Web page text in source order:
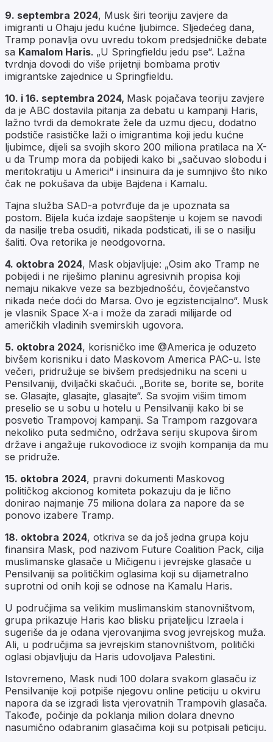
9. septembra 2024, Musk širi teoriju zavjere da
imigranti u Ohaju jedu kućne ljubimce. Sljedećeg dana,
Tramp ponavlja ovu uvredu tokom predsjedničke debate
sa Kamalom Haris. „U Springfieldu jedu pse“. Lažna
tvrdnja dovodi do više prijetnji bombama protiv
imigrantske zajednice u Springfieldu.
10. i 16. septembra 2024, Mask pojačava teoriju zavjere
da je ABC dostavila pitanja za debatu u kampanji Haris,
lažno tvrdi da demokrate žele da uzmu djecu, dodatno
podstiče rasističke laži o imigrantima koji jedu kućne
ljubimce, dijeli sa svojih skoro 200 miliona pratilaca na X-
u da Trump mora da pobijedi kako bi „sačuvao slobodu i
meritokratiju u Americi“ i insinuira da je sumnjivo što niko
čak ne pokušava da ubije Bajdena i Kamalu.
Tajna služba SAD-a potvrđuje da je upoznata sa
postom. Bijela kuća izdaje saopštenje u kojem se navodi
da nasilje treba osuditi, nikada podsticati, ili se o nasilju
šaliti. Ova retorika je neodgovorna.
4. oktobra 2024, Mask objavljuje: „Osim ako Tramp ne
pobijedi i ne riješimo planinu agresivnih propisa koji
nemaju nikakve veze sa bezbjednošću, čovječanstvo
nikada neće doći do Marsa. Ovo je egzistencijalno“. Musk
je vlasnik Space X-a i može da zaradi milijarde od
američkih vladinih svemirskih ugovora.
5. oktobra 2024, korisničko ime @America je oduzeto
bivšem korisniku i dato Maskovom America PAC-u. Iste
večeri, pridružuje se bivšem predsjedniku na sceni u
Pensilvaniji, dviljački skačući. „Borite se, borite se, borite
se. Glasajte, glasajte, glasajte“. Sa svojim višim timom
preselio se u sobu u hotelu u Pensilvaniji kako bi se
posvetio Trampovoj kampanji. Sa Trampom razgovara
nekoliko puta sedmično, održava seriju skupova širom
države i angažuje rukovodioce iz svojih kompanija da mu
se pridruže.
15. oktobra 2024, pravni dokumenti Maskovog
političkog akcionog komiteta pokazuju da je lično
donirao najmanje 75 miliona dolara za napore da se
ponovo izabere Tramp.
18. oktobra 2024, otkriva se da još jedna grupa koju
finansira Mask, pod nazivom Future Coalition Pack, cilja
muslimanske glasače u Mičigenu i jevrejske glasače u
Pensilvaniji sa političkim oglasima koji su dijametralno
suprotni od onih koji se odnose na Kamalu Haris.
U područjima sa velikim muslimanskim stanovništvom,
grupa prikazuje Haris kao blisku prijateljicu Izraela i
sugeriše da je odana vjerovanjima svog jevrejskog muža.
Ali, u područjima sa jevrejskim stanovništvom, politički
oglasi objavljuju da Haris udovoljava Palestini.
Istovremeno, Mask nudi 100 dolara svakom glasaču iz
Pensilvanije koji potpiše njegovu online peticiju u okviru
napora da se izgradi lista vjerovatnih Trampovih glasača.
Takođe, počinje da poklanja milion dolara dnevno
nasumično odabranim glasačima koji su potpisali peticiju.